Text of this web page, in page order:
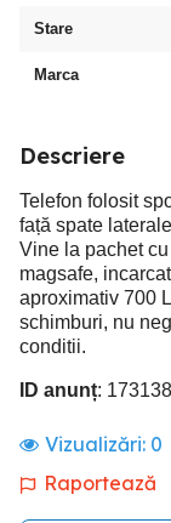
Stare
Marca
Descriere
Telefon folosit
față spate
Vine la pachet
magsafe,
aproximativ 700
schimburi, nu
conditii.
ID anunț:
Vizualizări: 0
Raportează